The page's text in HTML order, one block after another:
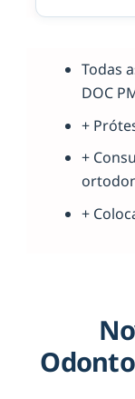
Todas
DOC
+
+
+